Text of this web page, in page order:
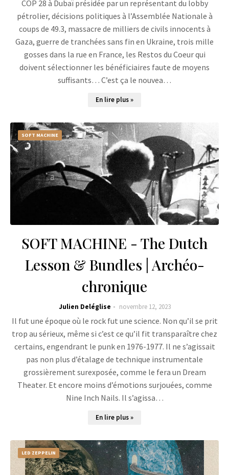
COP 28 à Dubaï présidée par un représentant du lobby
pétrolier, décisions politiques à l’Assemblée Nationale à
coups de 49.3, massacre de milliers de civils innocents à
Gaza, guerre de tranchées sans fin en Ukraine, trois mille
gosses dans la rue en France, les Restos du Coeur qui
doivent sélectionner les bénéficiaires faute de moyens
suffisants… C’est ça le nouvea…
En lire plus »
SOFT MACHINE
SOFT MACHINE - The Dutch
Lesson & Bundles | Archéo-
chronique
Julien Deléglise novembre 12, 2023
Il fut une époque où le rock fut une science. Non qu’il se prit
trop au sérieux, même si c’est ce qu’il fit transparaître chez
certains, engendrant le punk en 1976-1977. Il ne s’agissait
pas non plus d’étalage de technique instrumentale
grossièrement surexposée, comme le fera un Dream
Theater. Et encore moins d’émotions surjouées, comme
Nine Inch Nails. Il s’agissa…
En lire plus »
LED ZEPPELIN